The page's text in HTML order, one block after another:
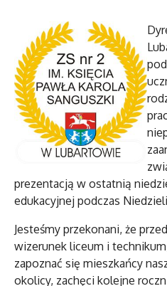
prezentacją w ostatnią
edukacyjnej podczas
Jesteśmy przekonani, że
wizerunek liceum i
zapoznać się mieszkańcy
okolicy, zachęci kolejne